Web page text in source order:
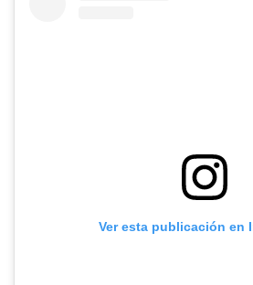
Ver esta publicación en